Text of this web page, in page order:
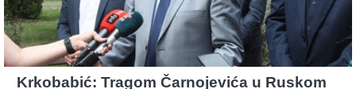
Krkobabić: Tragom Čarnojevića u Ruskom